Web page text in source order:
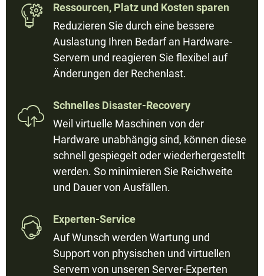

Ressourcen, Platz und Kosten sparen
Reduzieren Sie durch eine bessere
Auslastung Ihren Bedarf an Hardware-
Servern und reagieren Sie flexibel auf
Änderungen der Rechenlast.

Schnelles Disaster-Recovery
Weil virtuelle Maschinen von der
Hardware unabhängig sind, können diese
schnell gespiegelt oder wiederhergestellt
werden. So minimieren Sie Reichweite
und Dauer von Ausfällen.

Experten-Service
Auf Wunsch werden Wartung und
Support von physischen und virtuellen
Servern von unseren Server-Experten